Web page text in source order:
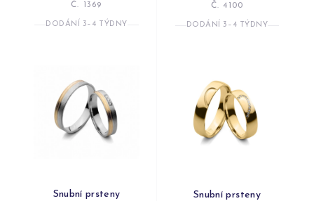
Č. 1369
DODÁNÍ 3–4 TÝDNY
Č. 4100
DODÁNÍ 3–4 TÝDNY
Snubní prsteny Snubní prsteny